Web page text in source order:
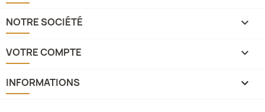
NOTRE SOCIÉTÉ 
VOTRE COMPTE 
INFORMATIONS keyboard_arrow_down